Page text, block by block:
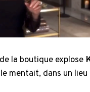
la boutique explose
mentait, dans un